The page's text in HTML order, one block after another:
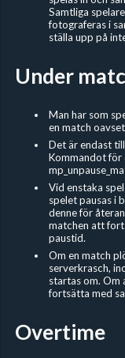
Samtliga
fotograferas i
ställa upp på
Under
Man har som
en match
Det är endast
Kommandot för
Vid enstaka
spelet pausas i
denne för
matchen att
paustid.
Om en match
serverkrasch,
startas om. Om
fortsätta med
Overtime